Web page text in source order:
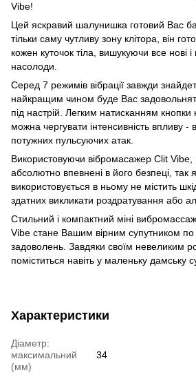
Vibe!
Цей яскравий шалунишка готовий Вас
тільки саму чутливу зону клітора, він
кожен куточок тіла, вишукуючи все нові і
насолоди.
Серед 7 режимів вібрації завжди
найкращим чином буде Вас
під настрій. Легким натисканням кнопки
можна чергувати інтенсивність впливу -
потужних пульсуючих атак.
Використовуючи вібромасажер Clit
абсолютно впевнені в його безпеці, так
використовується в ньому не містить
здатних викликати роздратування або
Стильний і компактний міні
Vibe стане Вашим вірним супутником по
задоволень. Завдяки своїм невеликим
поміститься навіть у маленьку дамську
Характеристики
Діаметр:
максимальний
(мм)
34